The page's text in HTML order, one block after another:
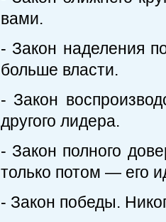
вами.
- Закон наделения
больше власти.
- Закон
другого лидера.
- Закон полного
только потом — его
- Закон победы.